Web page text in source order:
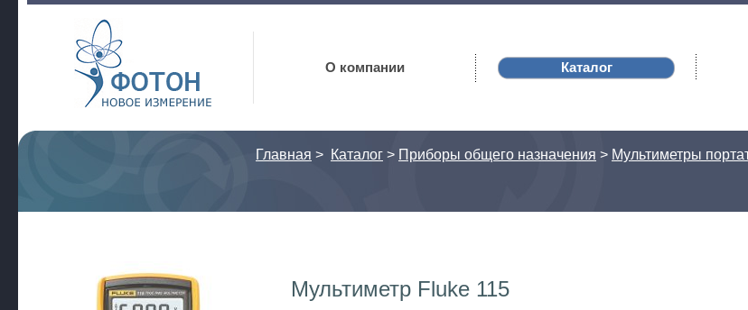
Фотон
О компании Каталог
Главная > Каталог > Приборы общего назначения > Мультиметры
Мультиметр Fluke 115